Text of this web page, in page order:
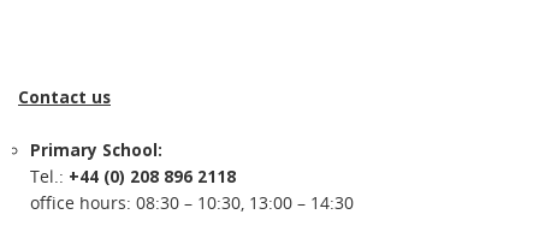
Contact us
Primary School:
Tel.: +44 (0) 208 896 2118
office hours: 08:30 – 10:30, 13:00 – 14:30